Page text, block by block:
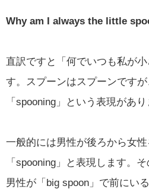
Why am I always the little
直訳ですと「何でいつも私が
す。スプーンはスプーンです
「spooning」という表現があり
一般的には男性が後ろから女
「spooning」と表現します。
男性が「big spoon」で前にい